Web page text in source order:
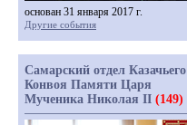
основан 31 января 2017 г.
Другие события
Самарский отдел Казачьего
Конвоя Памяти Царя
Мученика Николая II (149)